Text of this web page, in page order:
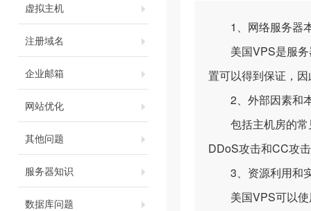
虚拟主机
注册域名
企业邮箱
网站优化
其他问题
服务器知识
数据库问题
1、网络服务器
美国VPS是服务
置可以得到保证，
2、外部因素和
包括主机房的常
DDoS攻击和CC攻
3、资源利用和
美国VPS可以使